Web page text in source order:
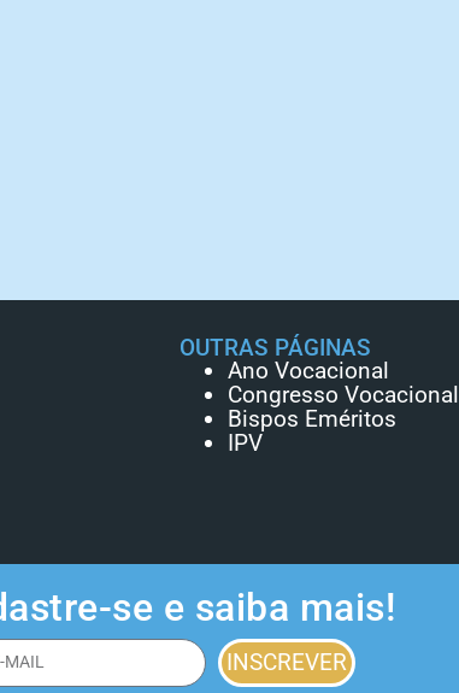
OUTRAS PÁGINAS
Ano Vocacional
Congresso Vocacional
Bispos Eméritos
IPV
se e saiba mais!
INSCREVER